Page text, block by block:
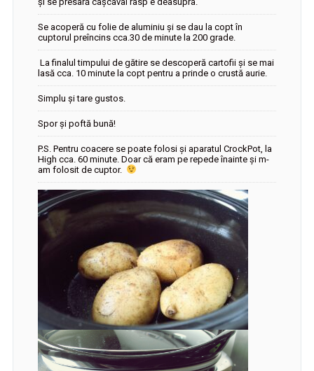
Se acoperă cu folie de aluminiu și se dau la copt în
cuptorul preîncins cca.30 de minute la 200 grade.
La finalul timpului de gătire se descoperă cartofii și se mai
lasă cca. 10 minute la copt pentru a prinde o crustă aurie.
Simplu și tare gustos.
Spor și poftă bună!
P.S. Pentru coacere se poate folosi și aparatul CrockPot, la
High cca. 60 minute. Doar că eram pe repede înainte și m-
am folosit de cuptor.